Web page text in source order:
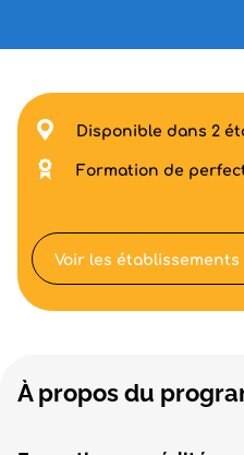
À propos du
Disponible dans 2
Formation de
Voir les